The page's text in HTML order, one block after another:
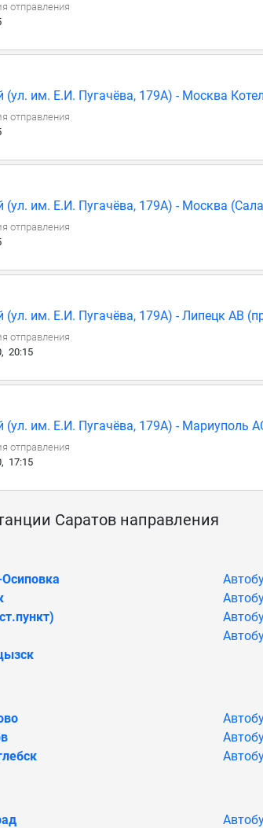
отправления
им. Е.И. Пугачёва, 179А) - Москва
отправления
им. Е.И. Пугачёва, 179А) - Москва
отправления
им. Е.И. Пугачёва, 179А) - Липецк АВ
отправления
20:15
им. Е.И. Пугачёва, 179А) - Мариуполь
отправления
17:15
Саратов направления